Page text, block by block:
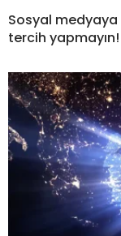
Sosyal
tercih yapmayın!